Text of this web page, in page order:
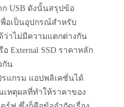
ก USB ดังนั้นสรุปข้อ
พื่อเป็นอุปกรณ์สำหรับ
ว่าไม่มีความแตกต่างกัน
External SSD ราคาหลัก
กัน
แกรม แอปพลิเคชั่นได้
หตุผลที่ทำให้ราคาของ